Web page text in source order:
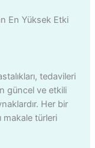
En Yüksek Etki
tedavileri
güncel ve etkili
Her bir
makale türleri